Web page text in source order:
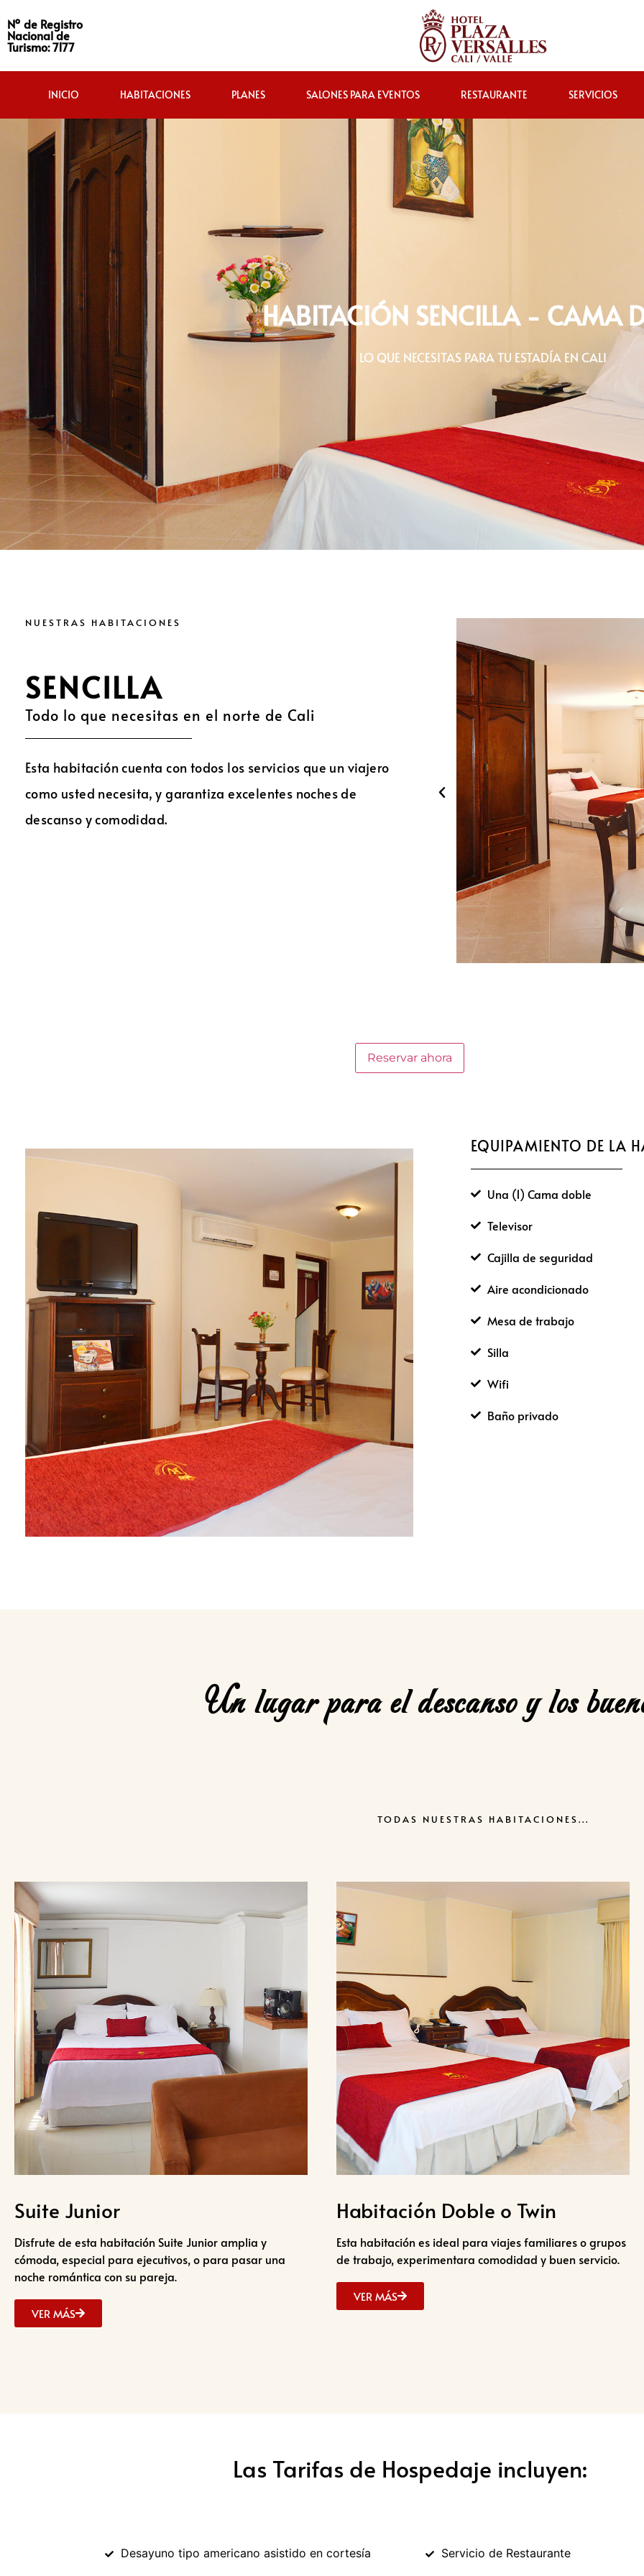
Nº de Registro
Nacional de
Turismo: 7177
INICIO HABITACIONES PLANES SALONES PARA EVENTOS RESTAURANTE SERVICIOS
HABITACIÓN SENCILLA - CAMA
LO QUE NECESITAS PARA TU ESTADÍA EN CALI
NUESTRAS HABITACIONES
SENCILLA
Todo lo que necesitas en el norte de Cali
Esta habitación cuenta con todos los servicios que un viajero
como usted necesita, y garantiza excelentes noches de
descanso y comodidad.
Reservar ahora
EQUIPAMIENTO DE LA
Una (1) Cama doble
Televisor
Cajilla de seguridad
Aire acondicionado
Mesa de trabajo
Silla
Wifi
Baño privado
Un lugar para el descanso y los
TODAS NUESTRAS HABITACIONES...
Suite Junior
Disfrute de esta habitación Suite Junior amplia y
cómoda, especial para ejecutivos, o para pasar una
noche romántica con su pareja.
VER MÁS
Habitación Doble o Twin
Esta habitación es ideal para viajes familiares o grupos
de trabajo, experimentara comodidad y buen servicio.
VER MÁS
Las Tarifas de Hospedaje incluyen:
Desayuno tipo americano asistido en cortesía Servicio de Restaurante